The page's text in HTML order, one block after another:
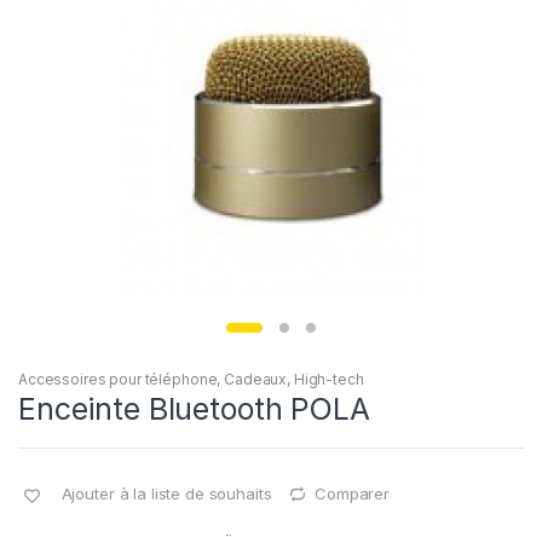
Accessoires pour téléphone, Cadeaux, High-tech
Enceinte Bluetooth POLA
Ajouter à la liste de souhaits Comparer